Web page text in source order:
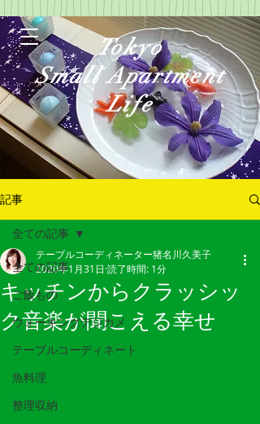
Tokyo
Small Apartment
Life
ログイン
記事
全ての記事
ご飯もの
ウォーキングデジカメ
テーブルコーディネート
魚料理
整理収納
全ての記事
キッチンからクラッシッ
ク音楽が聞こえる幸せ
テーブルコーディネーター猪名川久美子
2020年1月31日 読了時間: 1分